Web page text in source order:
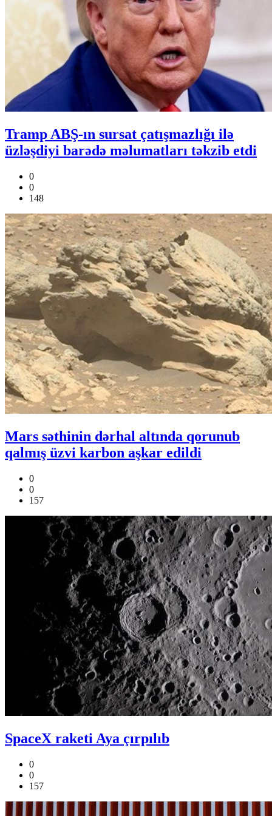
Tramp ABŞ-ın sursat çatışmazlığı ilə
üzləşdiyi barədə məlumatları təkzib etdi
0
0
148
Mars səthinin dərhal altında qorunub
qalmış üzvi karbon aşkar edildi
0
0
157
SpaceX raketi Aya çırpılıb
0
0
157